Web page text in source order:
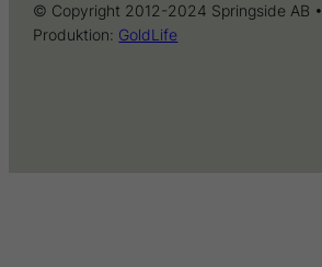
© Copyright 2012-2024 Springside AB •
Produktion: GoldLife